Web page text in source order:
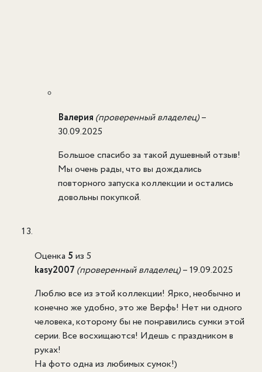
Валерия (проверенный владелец)–
30.09.2025
Большое спасибо за такой душевный отзыв!
Мы очень рады, что вы дождались
повторного запуска коллекции и остались
довольны покупкой.
Оценка 5 из 5
kasy2007 (проверенный владелец)–19.09.2025
Люблю все из этой коллекции! Ярко, необычно и
конечно же удобно, это же Верфь! Нет ни одного
человека, которому бы не понравились сумки этой
серии. Все восхищаются! Идешь с праздником в
руках!
На фото одна из любимых сумок!)